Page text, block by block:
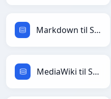
Markdown til SQL
MediaWiki til SQL